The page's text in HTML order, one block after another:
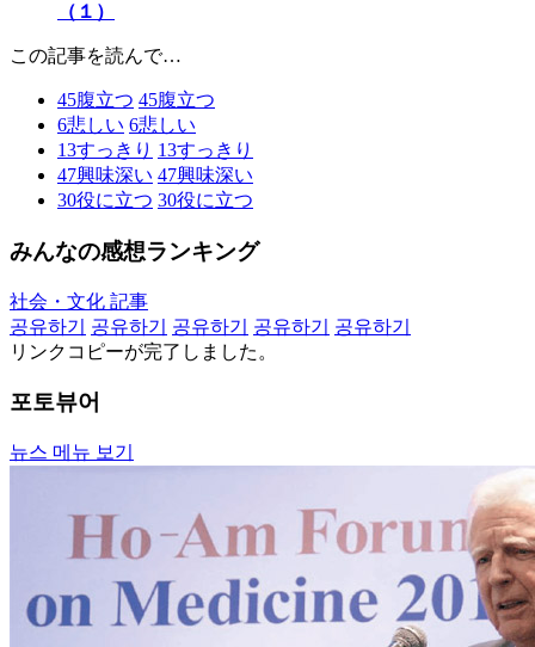
（１）
この記事を読んで…
45腹立つ 45腹立つ
6悲しい 6悲しい
13すっきり 13すっきり
47興味深い 47興味深い
30役に立つ 30役に立つ
みんなの感想ランキング
社会・文化 記事
공유하기
공유하기 공유하기 공유하기
공유하기
リンクコピーが完了しました。
포토뷰어
뉴스 메뉴 보기